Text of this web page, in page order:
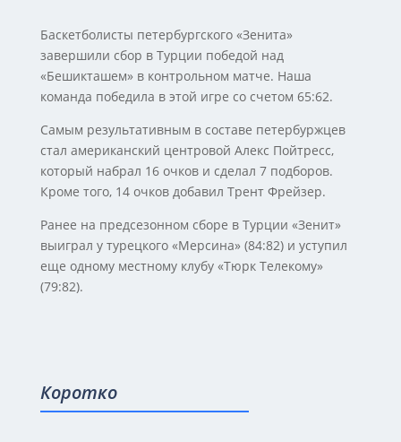
Баскетболисты петербургского «Зенита»
завершили сбор в Турции победой над
«Бешикташем» в контрольном матче. Наша
команда победила в этой игре со счетом 65:62.
Самым результативным в составе петербуржцев
стал американский центровой Алекс Пойтресс,
который набрал 16 очков и сделал 7 подборов.
Кроме того, 14 очков добавил Трент Фрейзер.
Ранее на предсезонном сборе в Турции «Зенит»
выиграл у турецкого «Мерсина» (84:82) и уступил
еще одному местному клубу «Тюрк Телекому»
(79:82).
Коротко